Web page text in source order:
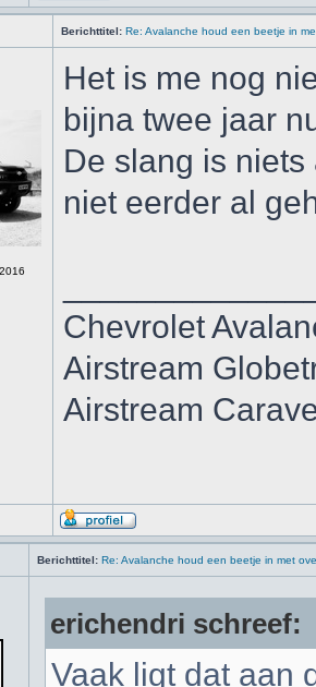
Berichttitel: Re: Avalanche houd een beetje in
Het is me nog
bijna twee jaar
De slang is
niet eerder al
Chevrolet
Airstream
Airstream
Berichttitel: Re: Avalanche houd een beetje in met
erichendri schreef:
Vaak ligt dat aan